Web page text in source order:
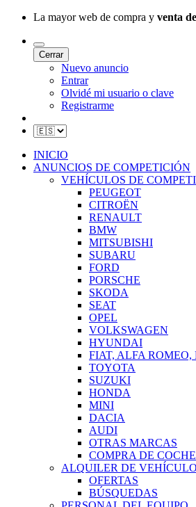
La mayor web de compra y venta
Cerrar
Nuevo anuncio
Entrar
Olvidé mi usuario o clave
Registrarme
INICIO
ANUNCIOS DE COMPETICIÓN
VEHÍCULOS DE
PEUGEOT
CITROËN
RENAULT
BMW
MITSUBISHI
SUBARU
FORD
PORSCHE
SKODA
SEAT
OPEL
VOLKSWAGEN
HYUNDAI
FIAT, ALFA ROMEO,
TOYOTA
SUZUKI
HONDA
MINI
DACIA
AUDI
OTRAS MARCAS
COMPRA DE
ALQUILER DE
OFERTAS
BÚSQUEDAS